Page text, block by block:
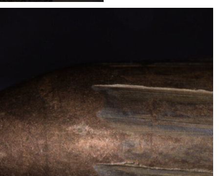
there were in your hands!